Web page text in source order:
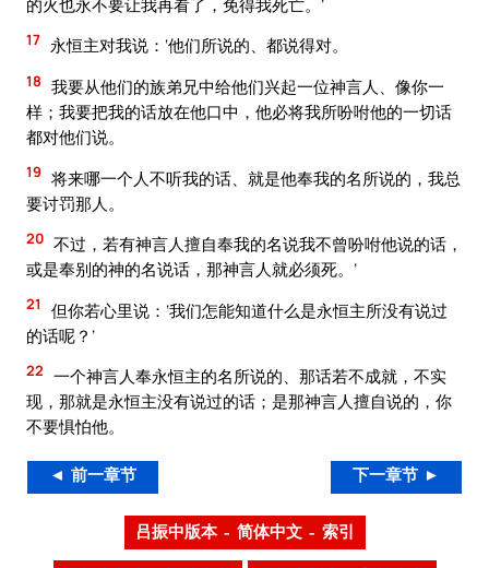
17 永恒主对我说：‘他们所说的、都说得对。
18 我要从他们的族弟兄中给他们兴起一位神言人、像你一
样；我要把我的话放在他口中，他必将我所吩咐他的一切话
都对他们说。
19 将来哪一个人不听我的话、就是他奉我的名所说的，我总
要讨罚那人。
20 不过，若有神言人擅自奉我的名说我不曾吩咐他说的话，
或是奉别的神的名说话，那神言人就必须死。’
21
但你若心里说：‘我们怎能知道什么是永恒主所没有说过
的话呢？’
22 一个神言人奉永恒主的名所说的、那话若不成就，不实
现，那就是永恒主没有说过的话；是那神言人擅自说的，你
不要惧怕他。
◄ 前一章节 下一章节 ►
吕振中版本 – 简体中文 – 索引